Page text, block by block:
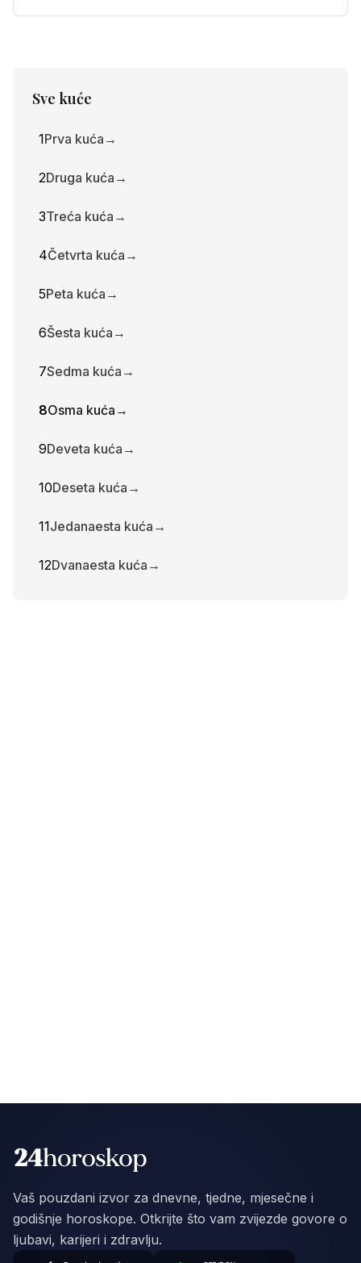
regeneraciju, seksualnost, zajedničke resurse
Sve kuće
1Prva kuća →
2Druga kuća →
3Treća kuća →
4Četvrta kuća →
5Peta kuća →
6Šesta kuća →
7Sedma kuća →
8Osma kuća →
9Deveta kuća →
10Deseta kuća →
11Jedanaesta kuća →
12Dvanaesta kuća →
Vaš pouzdani izvor za dnevne, tjedne, mjesečne i
godišnje horoskope. Otkrijte što vam zvijezde govore o
ljubavi, karijeri i zdravlju.